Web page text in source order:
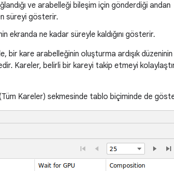
ve arabelleği bileşim için gönderdiği andan
süreyi gösterir.
ekranda ne kadar süreyle kaldığını gösterir.
bir kare arabelleğinin oluşturma ardışık düzeninin
Kareler, belirli bir kareyi takip etmeyi
Kareler) sekmesinde tablo biçiminde de